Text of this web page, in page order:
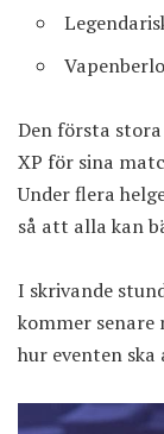
Den första
XP för sina
Under flera
så att alla kan
I skrivande
kommer senare
hur eventen ska